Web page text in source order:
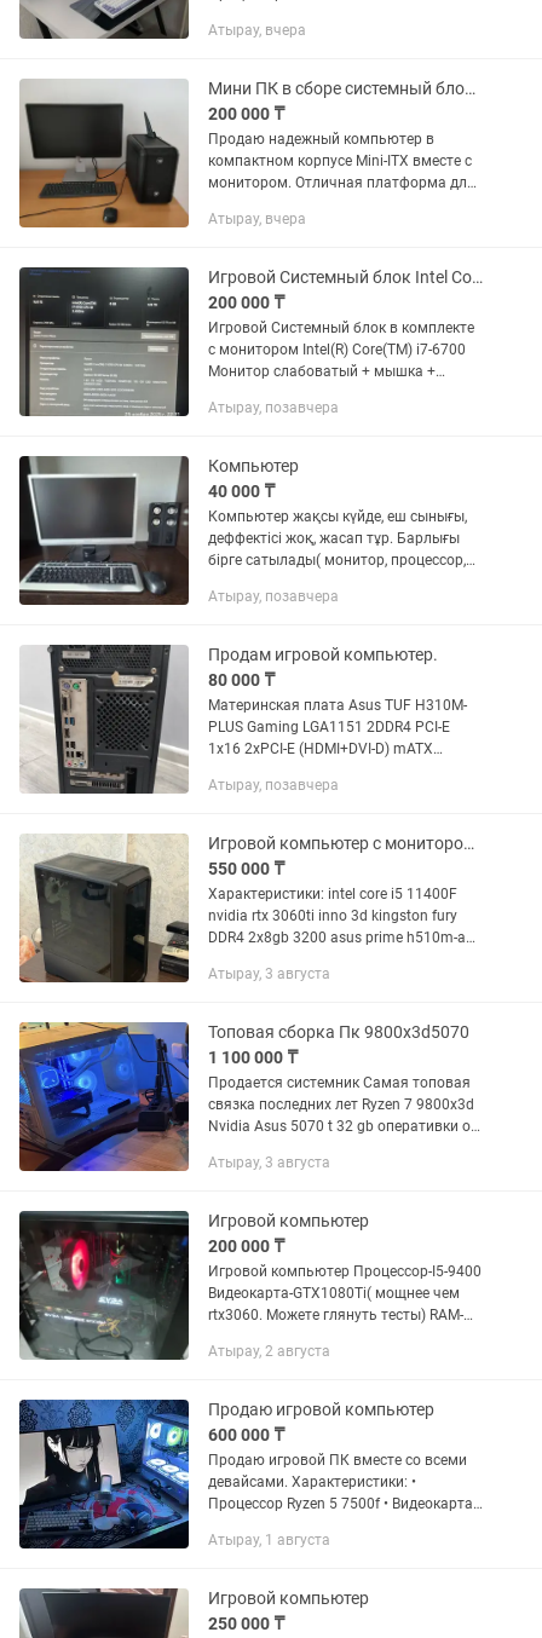
Графический процессор: NVIDIA
Атырау, вчера
Мини ПК в сборе системный блок, монитор, мышь, клавиатура
200 000 ₸
Продаю надежный компьютер в
компактном корпусе Mini-ITX вместе с
монитором. Отличная платформа для
плата ASUS ROG STRIX Z390-I GAMING
Атырау, вчера
Игровой Системный блок Intel Core i7-6700
200 000 ₸
Игровой Системный блок в комплекте
с монитором Intel(R) Core(TM) i7-6700
Монитор слабоватый + мышка +
ноутбук Не звонит только пишите
Атырау, позавчера
Компьютер
40 000 ₸
Компьютер жақсы күйде, еш сынығы,
деффектісі жоқ, жасап тұр. Барлығы
бірге сатылады( монитор, процессор,
Атырау, позавчера
Продам игровой компьютер.
80 000 ₸
Материнская плата Asus TUF H310M-
PLUS Gaming LGA1151 2DDR4 PCI-E
1x16 2xPCI-E (HDMI+DVI-D) mATX
Ti Процессор: Intel Core i3- 9100F Кулер
Атырау, позавчера
Игровой компьютер с монитором (RTX 3060 Ti и Intel Core i5 11400F)
550 000 ₸
Характеристики: intel core i5 11400F
nvidia rtx 3060ti inno 3d kingston fury
DDR4 2x8gb 3200 asus prime h510m-a
S24A350H (24”, Full HD, TN, 60–75...
Атырау, 3 августа
Топовая сборка Пк 9800х3d5070
1 100 000 ₸
Продается системник Самая топовая
связка последних лет Ryzen 7 9800x3d
Nvidia Asus 5070 t 32 gb оперативки от
блок питания Водяное охлаждение от
Атырау, 3 августа
Игровой компьютер
200 000 ₸
Игровой компьютер Процессор-I5-9400
Видеокарта-GTX1080Ti( мощнее чем
rtx3060. Можете глянуть тесты) RAM-
смог загрузить фото, можете писать,
Атырау, 2 августа
Продаю игровой компьютер
600 000 ₸
Продаю игровой ПК вместе со всеми
девайсами. Характеристики: •
Процессор Ryzen 5 7500f • Видеокарта
DDR5 ADATA XPG 6000 MHz • SSD
Атырау, 1 августа
Игровой компьютер
250 000 ₸